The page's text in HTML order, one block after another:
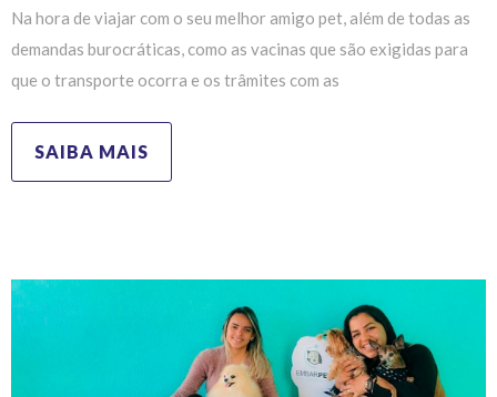
Na hora de viajar com o seu melhor amigo pet, além de todas as
demandas burocráticas, como as vacinas que são exigidas para
que o transporte ocorra e os trâmites com as
SAIBA MAIS